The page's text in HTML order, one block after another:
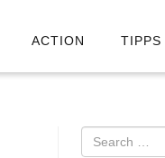
ACTION TIPPS
Search